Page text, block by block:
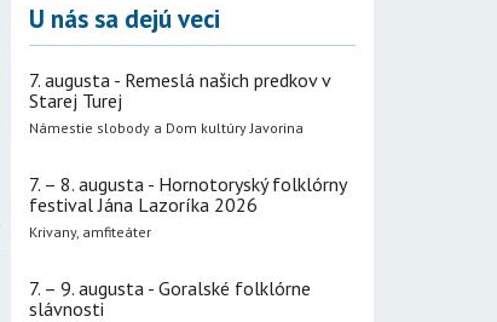
U nás sa dejú veci
7. augusta - Remeslá našich predkov v
Starej Turej
Námestie slobody a Dom kultúry Javorina
7. – 8. augusta - Hornotoryský folklórny
festival Jána Lazoríka 2026
Krivany, amfiteáter
7. – 9. augusta - Goralské folklórne
slávnosti